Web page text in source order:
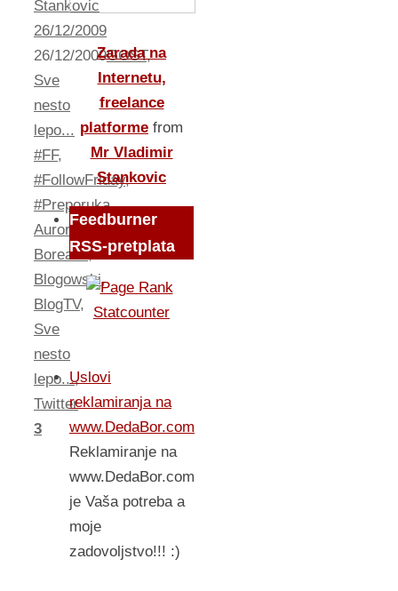
Stankovic
26/12/2009
26/12/2009GOST,
Sve
nesto
lepo...
#FF,
#FollowFriday,
#Preporuka,
Aurora
Borealis,
Blogowski,
BlogTV,
Sve
nesto
lepo...,
Twitter
3
Zarada na
Internetu,
freelance
platforme from
Mr Vladimir
Stankovic
Feedburner
RSS-pretplata
Statcounter
Uslovi
reklamiranja na
www.DedaBor.com
Reklamiranje na
www.DedaBor.com
je Vaša potreba a
moje
zadovoljstvo!!! :)